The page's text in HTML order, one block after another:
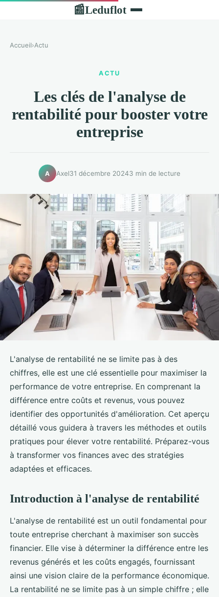
📰Leduflot
Accueil›Actu
ACTU
Les clés de l'analyse de
rentabilité pour booster votre
entreprise
A Axel31 décembre 20243 min de lecture
L'analyse de rentabilité ne se limite pas à des
chiffres, elle est une clé essentielle pour maximiser la
performance de votre entreprise. En comprenant la
différence entre coûts et revenus, vous pouvez
identifier des opportunités d'amélioration. Cet aperçu
détaillé vous guidera à travers les méthodes et outils
pratiques pour élever votre rentabilité. Préparez-vous
à transformer vos finances avec des stratégies
adaptées et efficaces.
Introduction à l'analyse de rentabilité
L'analyse de rentabilité est un outil fondamental pour
toute entreprise cherchant à maximiser son succès
financier. Elle vise à déterminer la différence entre les
revenus générés et les coûts engagés, fournissant
ainsi une vision claire de la performance économique.
La rentabilité ne se limite pas à un simple chiffre ; elle